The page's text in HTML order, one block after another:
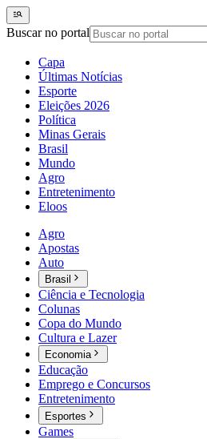
Buscar no portal
Capa
Últimas Notícias
Esporte
Eleições 2026
Política
Minas Gerais
Brasil
Mundo
Agro
Entretenimento
Eloos
Agro
Apostas
Auto
Brasil
Ciência e Tecnologia
Colunas
Copa do Mundo
Cultura e Lazer
Economia
Educação
Emprego e Concursos
Entretenimento
Esportes
Games